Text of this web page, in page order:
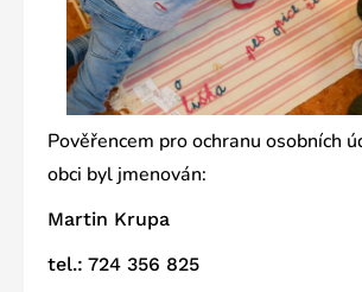
Pověřencem pro ochranu osobních
obci byl jmenován:
Martin Krupa
tel.: 724 356 825